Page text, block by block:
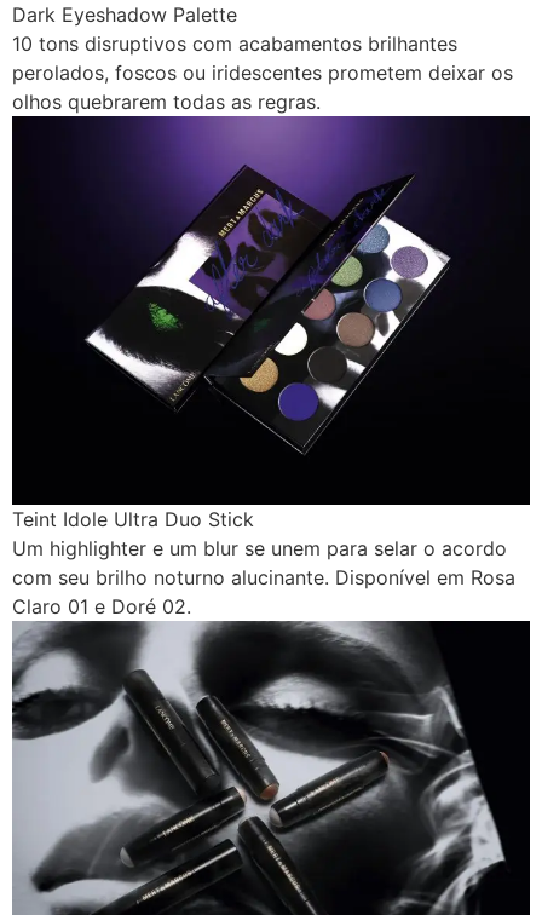
Dark Eyeshadow Palette
10 tons disruptivos com acabamentos brilhantes
perolados, foscos ou iridescentes prometem deixar os
olhos quebrarem todas as regras.
Teint Idole Ultra Duo Stick
Um highlighter e um blur se unem para selar o acordo
com seu brilho noturno alucinante. Disponível em Rosa
Claro 01 e Doré 02.